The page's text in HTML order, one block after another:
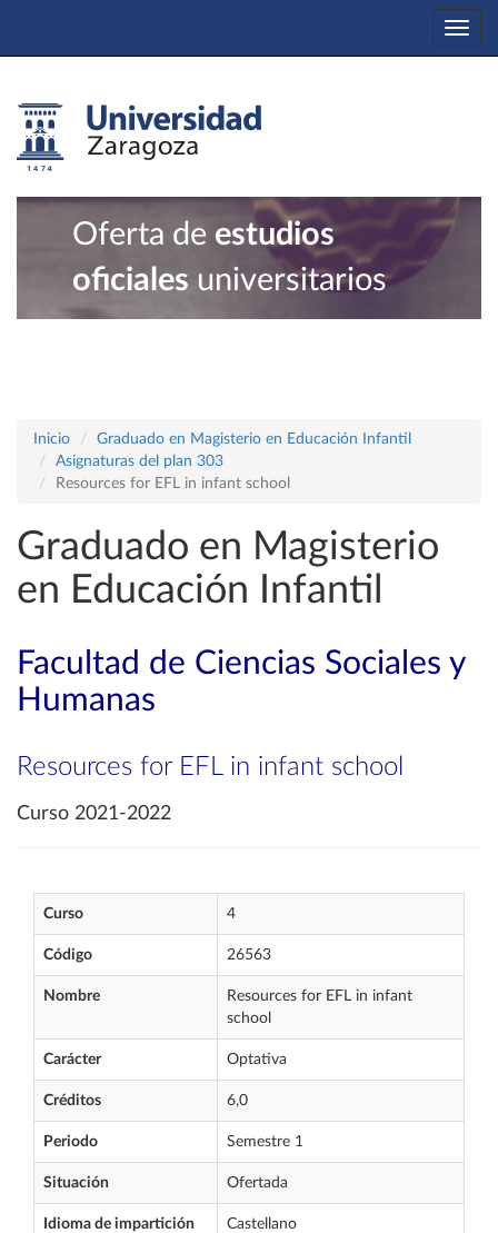
Oferta de estudios
oficiales universitarios
Inicio
Graduado en Magisterio en Educación Infantil
Asignaturas del plan 303
Resources for EFL in infant school
Graduado en Magisterio
en Educación Infantil
Facultad de Ciencias Sociales y
Humanas
Resources for EFL in infant school
Curso 2021-2022
Curso 4
Código 26563
Nombre
Resources for EFL in infant
school
Carácter Optativa
Créditos 6,0
Periodo Semestre 1
Situación Ofertada
Idioma de impartición Castellano